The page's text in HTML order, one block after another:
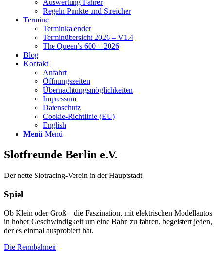
Auswertung Fahrer
Regeln Punkte und Streicher
Termine
Terminkalender
Terminübersicht 2026 – V1.4
The Queen’s 600 – 2026
Blog
Kontakt
Anfahrt
Öffnungszeiten
Übernachtungsmöglichkeiten
Impressum
Datenschutz
Cookie-Richtlinie (EU)
English
Menü Menü
Slotfreunde Berlin e.V.
Der nette Slotracing-Verein in der Hauptstadt
Spiel
Ob Klein oder Groß – die Faszination, mit elektrischen Modellautos
in hoher Geschwindigkeit um eine Bahn zu fahren, begeistert jeden,
der es einmal ausprobiert hat.
Die Rennbahnen